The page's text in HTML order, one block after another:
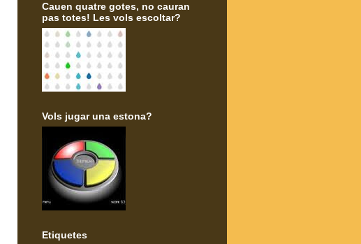
Cauen quatre gotes, no cauran
pas totes! Les vols escoltar?
Vols jugar una estona?
Etiquetes